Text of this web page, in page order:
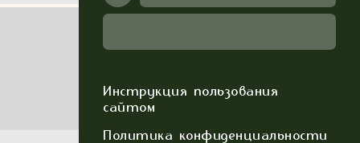
Инструкция пользования
сайтом
Политика конфиденциальности